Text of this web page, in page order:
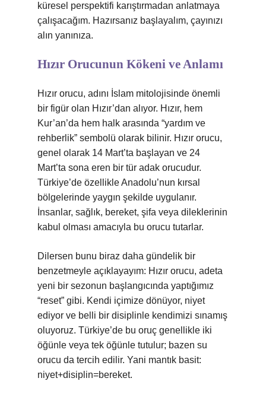
küresel perspektifi karıştırmadan anlatmaya
çalışacağım. Hazırsanız başlayalım, çayınızı
alın yanınıza.
Hızır Orucunun Kökeni ve Anlamı
Hızır orucu, adını İslam mitolojisinde önemli
bir figür olan Hızır’dan alıyor. Hızır, hem
Kur’an’da hem halk arasında “yardım ve
rehberlik” sembolü olarak bilinir. Hızır orucu,
genel olarak 14 Mart’ta başlayan ve 24
Mart’ta sona eren bir tür adak orucudur.
Türkiye’de özellikle Anadolu’nun kırsal
bölgelerinde yaygın şekilde uygulanır.
İnsanlar, sağlık, bereket, şifa veya dileklerinin
kabul olması amacıyla bu orucu tutarlar.
Dilersen bunu biraz daha gündelik bir
benzetmeyle açıklayayım: Hızır orucu, adeta
yeni bir sezonun başlangıcında yaptığımız
“reset” gibi. Kendi içimize dönüyor, niyet
ediyor ve belli bir disiplinle kendimizi sınamış
oluyoruz. Türkiye’de bu oruç genellikle iki
öğünle veya tek öğünle tutulur; bazen su
orucu da tercih edilir. Yani mantık basit:
niyet+disiplin=bereket.